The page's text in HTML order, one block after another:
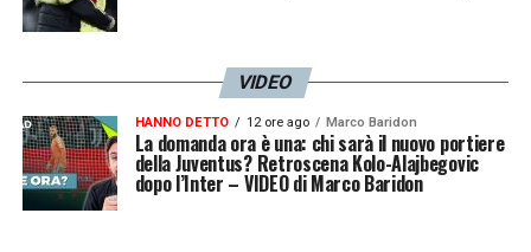
ritroverebbe la “sua”
LA PLAYLIST DELLE NOSTRE TOP NEWS
VIDEO
HANNO DETTO 12 ore ago Marco Baridon
La domanda ora è una: chi sarà il nuovo portiere
della Juventus? Retroscena Kolo-Alajbegovic
dopo l’Inter – VIDEO di Marco Baridon